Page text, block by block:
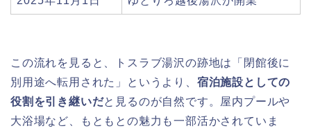
この流れを見ると、トスラブ湯沢の跡地は「閉館後に
別用途へ転用された」というより、 宿泊施設としての
役割を引き継いだと見るのが自然です。屋内プールや
大浴場など、もともとの魅力も一部活かされていま